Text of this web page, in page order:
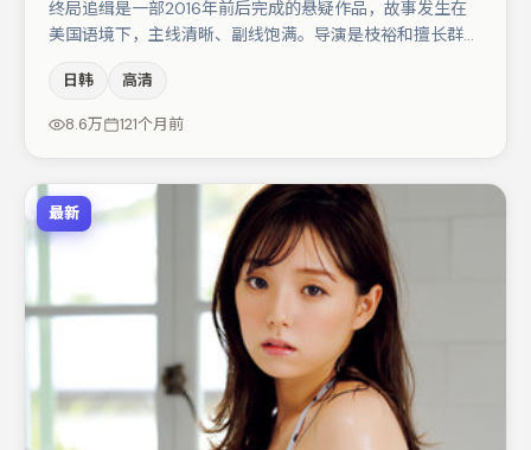
终局追缉是一部2016年前后完成的悬疑作品，故事发生在
美国语境下，主线清晰、副线饱满。导演是枝裕和擅长群戏
文淇的对手戏构成全片情感锚点，张译则以细节塑造推动谜
题层层揭开。整体完成度较高，适合周末一口气追完。
日韩 高清
8.6万 121个月前
最新